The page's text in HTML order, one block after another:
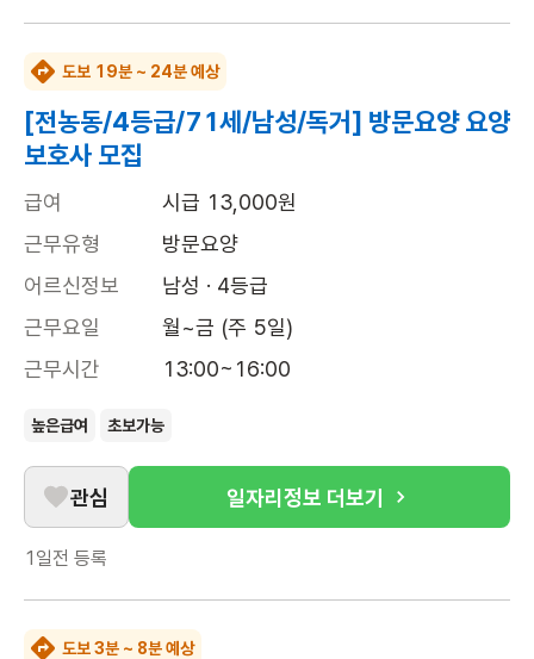
도보 19분 ~ 24분 예상
[전농동/4등급/71세/남성/독거] 방문요양 요양
보호사 모집
급여
시급 13,000원
근무유형
방문요양
어르신정보
남성 · 4등급
근무요일
월~금 (주 5일)
근무시간
13:00~16:00
높은급여 초보가능
관심 일자리정보 더보기
1일전 등록
도보 3분 ~ 8분 예상